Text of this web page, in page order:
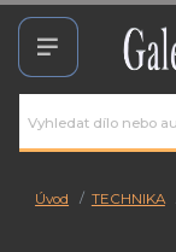
Úvod TECHNIKA